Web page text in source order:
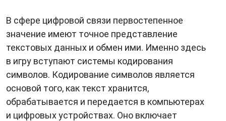
В сфере цифровой связи первостепенное
значение имеют точное представление
текстовых данных и обмен ими. Именно здесь
в игру вступают системы кодирования
символов. Кодирование символов является
основой того, как текст хранится,
обрабатывается и передается в компьютерах
и цифровых устройствах. Оно включает